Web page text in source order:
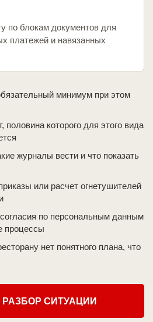
по блокам документов для
платежей и навязанных
минимум при этом
половина которого для этого вида
журналы вести и что показать
или расчет огнетушителей
по персональным данным
процессы
нет понятного плана, что
РАЗБОР СИТУАЦИИ